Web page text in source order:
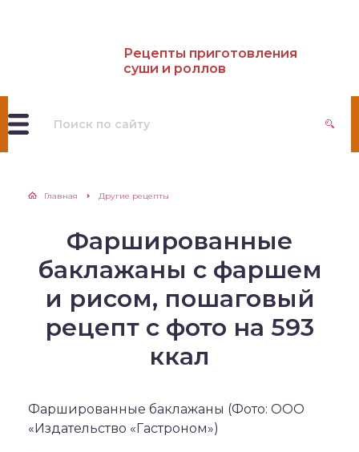
Рецепты приготовления
суши и роллов
Главная Другие рецепты
Фаршированные
баклажаны с фаршем
и рисом, пошаговый
рецепт с фото на 593
ккал
Фаршированные баклажаны (Фото: ООО
«Издательство «Гастроном»)